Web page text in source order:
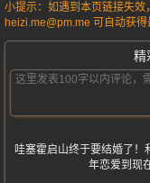
小提示：如遇到本页链接失效
heizi.me@pm.me 可自动获
精
哇塞霍启山终于要结婚了
年恋爱到现